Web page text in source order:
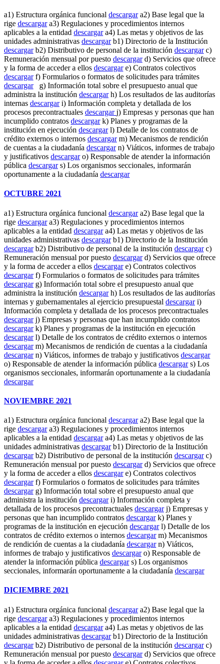
a1) Estructura orgánica funcional descargara2) Base legal que la
rige descargara3) Regulaciones y procedimientos internos
aplicables a la entidad descargara4) Las metas y objetivos de las
unidades administrativas descargarb1) Directorio de la Institución
descargarb2) Distributivo de personal de la institución descargarc)
Remuneración mensual por puesto descargard) Servicios que ofrece
y la forma de acceder a ellos descargare) Contratos colectivos
descargarf) Formularios o formatos de solicitudes para trámites
descargarg) Información total sobre el presupuesto anual que
administra la institución descargarh) Los resultados de las auditorías
internas descargari) Información completa y detallada de los
procesos precontractuales descargarj) Empresas y personas que han
incumplido contratos descargark) Planes y programas de la
institución en ejecución descargarl) Detalle de los contratos de
crédito externos o internos descargarm) Mecanismos de rendición
de cuentas a la ciudadanía descargarn) Viáticos, informes de trabajo
y justificativos descargaro) Responsable de atender la información
pública descargars) Los organismos seccionales, informarán
oportunamente a la ciudadanía descargar
OCTUBRE 2021
a1) Estructura orgánica funcional descargara2) Base legal que la
rige descargara3) Regulaciones y procedimientos internos
aplicables a la entidad descargara4) Las metas y objetivos de las
unidades administrativas descargarb1) Directorio de la Institución
descargarb2) Distributivo de personal de la institución descargarc)
Remuneración mensual por puesto descargard) Servicios que ofrece
y la forma de acceder a ellos descargare) Contratos colectivos
descargarf) Formularios o formatos de solicitudes para trámites
descargarg) Información total sobre el presupuesto anual que
administra la institución descargarh) Los resultados de las auditorías
internas y gubernamentales al ejercicio presupuestal descargari)
Información completa y detallada de los procesos precontractuales
descargarj) Empresas y personas que han incumplido contratos
descargark) Planes y programas de la institución en ejecución
descargarl) Detalle de los contratos de crédito externos o internos
descargarm) Mecanismos de rendición de cuentas a la ciudadanía
descargarn) Viáticos, informes de trabajo y justificativos descargar
o) Responsable de atender la información pública descargars) Los
organismos seccionales, informarán oportunamente a la ciudadanía
descargar
NOVIEMBRE 2021
a1) Estructura orgánica funcional descargara2) Base legal que la
rige descargara3) Regulaciones y procedimientos internos
aplicables a la entidad descargara4) Las metas y objetivos de las
unidades administrativas descargarb1) Directorio de la Institución
descargarb2) Distributivo de personal de la institución descargarc)
Remuneración mensual por puesto descargard) Servicios que ofrece
y la forma de acceder a ellos descargare) Contratos colectivos
descargarf) Formularios o formatos de solicitudes para trámites
descargarg) Información total sobre el presupuesto anual que
administra la institución descargari) Información completa y
detallada de los procesos precontractuales descargarj) Empresas y
personas que han incumplido contratos descargark) Planes y
programas de la institución en ejecución descargarl) Detalle de los
contratos de crédito externos o internos descargarm) Mecanismos
de rendición de cuentas a la ciudadanía descargarn) Viáticos,
informes de trabajo y justificativos descargaro) Responsable de
atender la información pública descargars) Los organismos
seccionales, informarán oportunamente a la ciudadanía descargar
DICIEMBRE 2021
a1) Estructura orgánica funcional descargara2) Base legal que la
rige descargara3) Regulaciones y procedimientos internos
aplicables a la entidad descargara4) Las metas y objetivos de las
unidades administrativas descargarb1) Directorio de la Institución
descargarb2) Distributivo de personal de la institución descargarc)
Remuneración mensual por puesto descargard) Servicios que ofrece